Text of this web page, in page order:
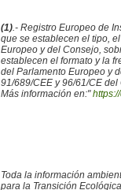
(1).- Registro Europeo de
que se establecen el tipo,
Europeo y del Consejo,
establecen el formato y la
del Parlamento Europeo y
91/689/CEE y 96/61/CE del
Más información en:"
Toda la información
para la Transición